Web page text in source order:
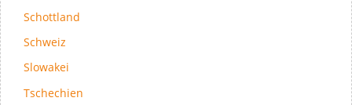
Schottland
Schweiz
Slowakei
Tschechien